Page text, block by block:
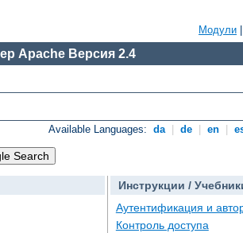
Модули
Apache Версия 2.4
Available Languages: da de en
Инструкции /
Аутентификация и
Контроль доступа